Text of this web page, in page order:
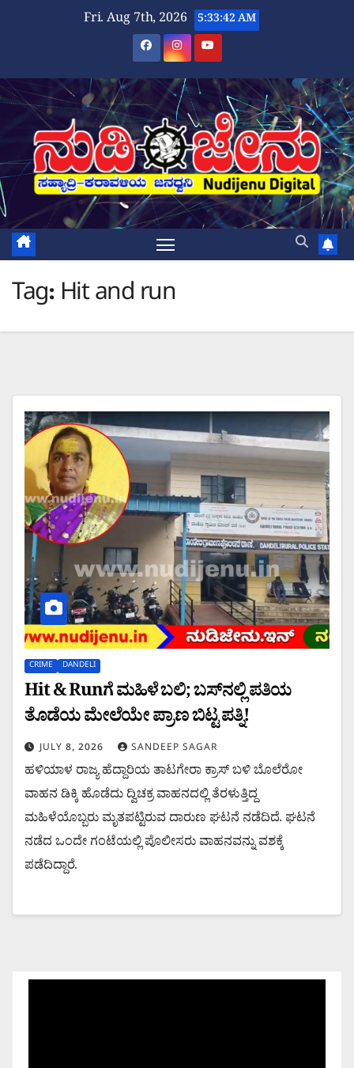
Fri. Aug 7th, 2026 5:33:42 AM
Tag: Hit and run
CRIME DANDELI
Hit & Runಗೆ ಮಹಿಳೆ ಬಲಿ; ಬಸ್‌ನಲ್ಲಿ ಪತಿಯ
ತೊಡೆಯ ಮೇಲೆಯೇ ಪ್ರಾಣ ಬಿಟ್ಟ ಪತ್ನಿ!
JULY 8, 2026 SANDEEP SAGAR
ಹಳಿಯಾಳ ರಾಜ್ಯ ಹೆದ್ದಾರಿಯ ತಾಟಗೇರಾ ಕ್ರಾಸ್ ಬಳಿ ಬೊಲೆರೋ
ವಾಹನ ಡಿಕ್ಕಿ ಹೊಡೆದು ದ್ವಿಚಕ್ರ ವಾಹನದಲ್ಲಿ ತೆರಳುತ್ತಿದ್ದ
ಮಹಿಳೆಯೊಬ್ಬರು ಮೃತಪಟ್ಟಿರುವ ದಾರುಣ ಘಟನೆ ನಡೆದಿದೆ. ಘಟನೆ
ನಡೆದ ಒಂದೇ ಗಂಟೆಯಲ್ಲಿ ಪೊಲೀಸರು ವಾಹನವನ್ನು ವಶಕ್ಕೆ
ಪಡೆದಿದ್ದಾರೆ.